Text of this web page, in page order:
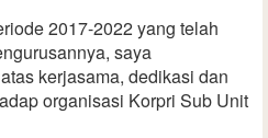
2017-2022 yang telah
saya
kerjasama, dedikasi dan
organisasi Korpri Sub Unit